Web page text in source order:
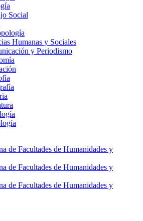
Social
Humanas y Sociales
y Periodismo